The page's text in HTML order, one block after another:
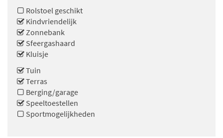
Rolstoel geschikt
Kindvriendelijk
Zonnebank
Sfeergashaard
Kluisje
Tuin
Terras
Berging/garage
Speeltoestellen
Sportmogelijkheden